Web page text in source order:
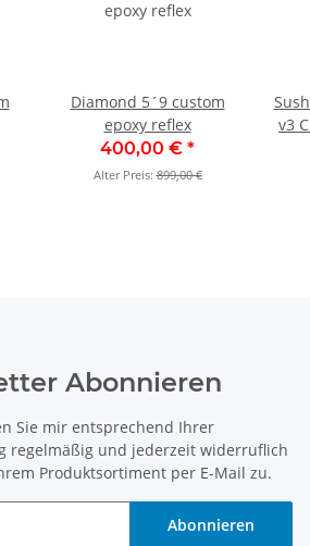
Diamond 5´9 custom
epoxy reflex
400,00 € *
Alter Preis:899,00 €
v3
Abonnieren
Sie mir entsprechend Ihrer
regelmäßig und jederzeit widerruflich
Produktsortiment per E-Mail zu.
Abonnieren